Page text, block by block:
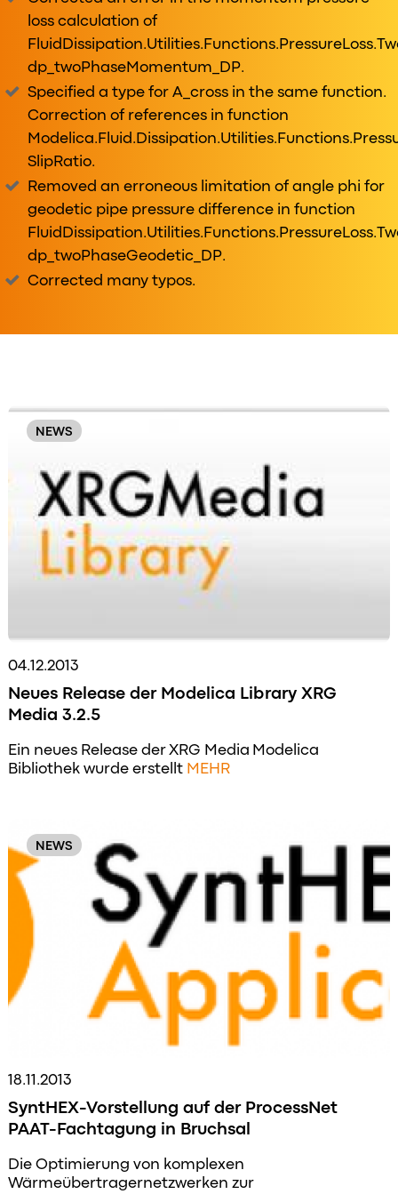
loss calculation of
dp_twoPhaseMomentum_DP.
Specified a type for A_cross in the same function.
Correction of references in function
SlipRatio.
Removed an erroneous limitation of angle phi for
geodetic pipe pressure difference in function
dp_twoPhaseGeodetic_DP.
Corrected many typos.
Original
Order
NEWS
04.12.2013
Neues Release der Modelica Library XRG
Media 3.2.5
Ein neues Release der XRG Media Modelica
Bibliothek wurde erstellt MEHR
NEWS
18.11.2013
SyntHEX-Vorstellung auf der ProcessNet
PAAT-Fachtagung in Bruchsal
Die Optimierung von komplexen
Wärmeübertragernetzwerken zur